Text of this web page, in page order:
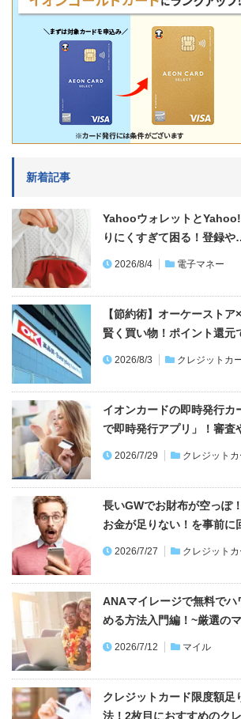
新着記事
Yahooウォレットと
りにくすぎて困る！登録
2026/8/4 電子マネー
【節約術】オーケースト
賢く買い物！ポイント還
2026/8/3 クレジットカ
イオンカードの即時発行カ
で即時発行アプリ」！審
2026/7/29 クレジットカ
長いGWでお財布が空っぽ
お金が足りない！を事前
2026/7/27 クレジットカ
ANAマイレージで無料でハ
める方法入門編！~厳選の
2026/7/12 マイル
クレジットカード限度額足
法！2枚目におすすめのク